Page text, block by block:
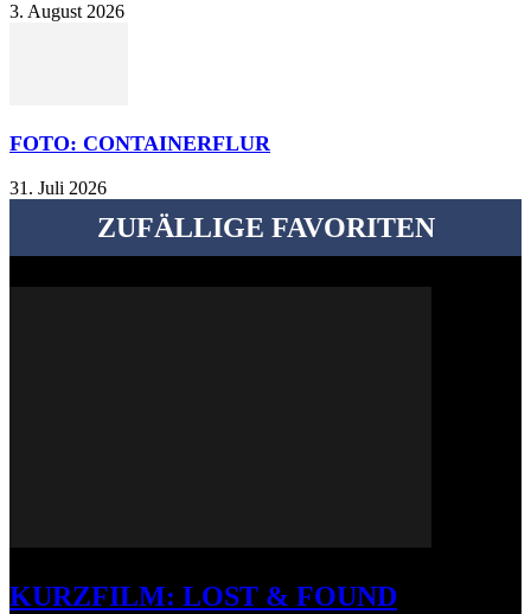
3. August 2026
FOTO: CONTAINERFLUR
31. Juli 2026
ZUFÄLLIGE FAVORITEN
KURZFILM: LOST & FOUND